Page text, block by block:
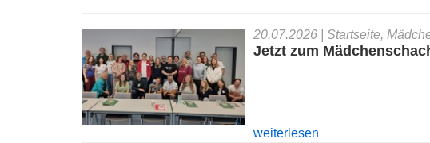
20.07.2026 | Startseite,
Jetzt zum
weiterlesen